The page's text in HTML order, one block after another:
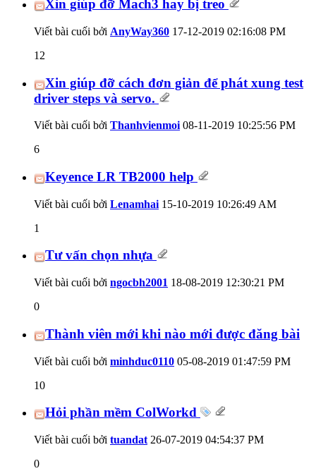
Xin giúp đỡ Mach3 hay bị treo
Viết bài cuối bởi AnyWay360 17-12-2019 02:16:08 PM
12
Xin giúp đỡ cách đơn giản để phát xung test
driver steps và servo.
Viết bài cuối bởi Thanhvienmoi 08-11-2019 10:25:56 PM
6
Keyence LR TB2000 help
Viết bài cuối bởi Lenamhai 15-10-2019 10:26:49 AM
1
Tư vấn chọn nhựa
Viết bài cuối bởi ngocbh2001 18-08-2019 12:30:21 PM
0
Thành viên mới khi nào mới được đăng bài
Viết bài cuối bởi minhduc0110 05-08-2019 01:47:59 PM
10
Hỏi phần mềm ColWorkd
Viết bài cuối bởi tuandat 26-07-2019 04:54:37 PM
0